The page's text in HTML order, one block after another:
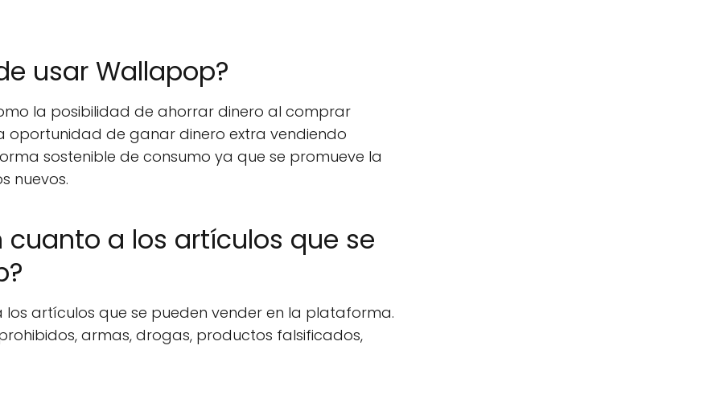
usar Wallapop?
la posibilidad de ahorrar dinero al comprar
de ganar dinero extra vendiendo
sostenible de consumo ya que se promueve la
nuevos.
a los artículos que se
artículos que se pueden vender en la plataforma.
armas, drogas, productos falsificados,